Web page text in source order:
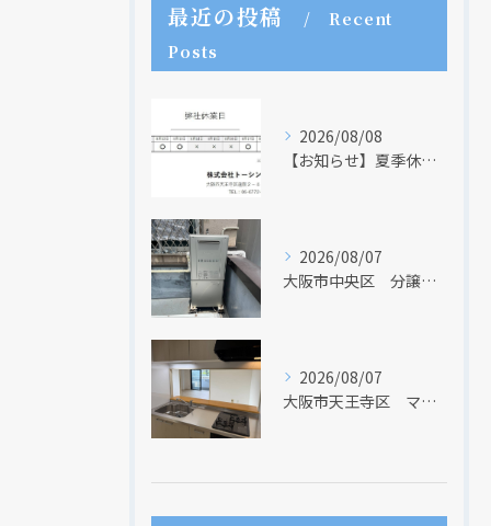
最近の投稿
Recent
Posts
2026/08/08
【お知らせ】夏季休業日のお知らせ【２０２６年】
2026/08/07
大阪市中央区 分譲マンションの給湯器取替リフォーム工事 UV除菌機能搭載給湯器
2026/08/07
大阪市天王寺区 マンションのキッチン取替及び内装リフォーム工事 クリナップ